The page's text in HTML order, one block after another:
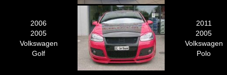
2006
2005
Volkswagen
Golf
2011
2005
Volkswagen
Polo